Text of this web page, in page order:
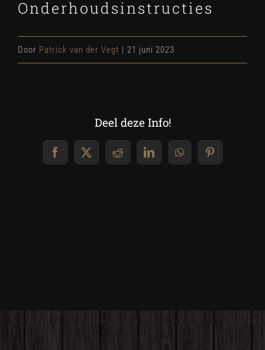
Onderhoudsinstructies
Door Patrick van der Vegt | 21 juni 2023
Deel deze Info!
Facebook
X RedditLinkedInWhatsAppPinterest